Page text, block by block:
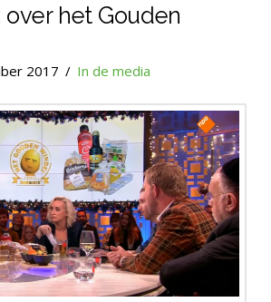
het Gouden
2017 In de media